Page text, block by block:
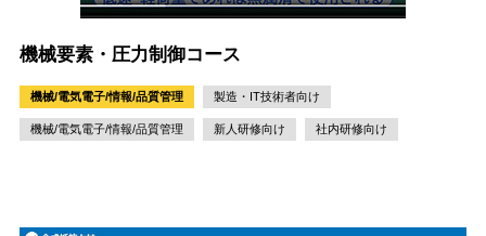
機械要素・圧力制御コース
機械/電気電子/情報/品質管理 製造・IT技術者向け
機械/電気電子/情報/品質管理 新人研修向け 社内研修向け